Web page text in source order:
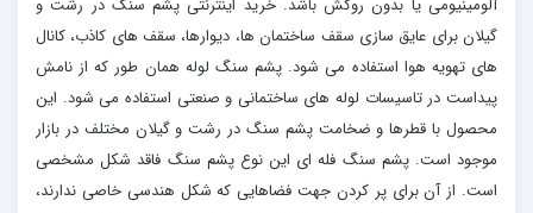
آلومینیومی یا بدون روکش باشد. خرید اینترنتی پشم سنگ در رشت و
گیلان برای عایق سازی سقف ساختمان ها، دیوارها، سقف های کاذب، کانال
های تهویه هوا استفاده می شود. پشم سنگ لوله همان طور که از نامش
پیداست در تاسیسات لوله های ساختمانی و صنعتی استفاده می شود. این
محصول با قطرها و ضخامت پشم سنگ در رشت و گیلان مختلف در بازار
موجود است. پشم سنگ فله ای این نوع پشم سنگ فاقد شکل مشخصی
است. از آن برای پر کردن جهت فضاهایی که شکل هندسی خاصی ندارند،